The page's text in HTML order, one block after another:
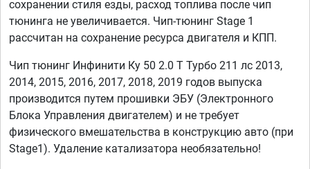
сохранении стиля езды, расход топлива после чип
тюнинга не увеличивается. Чип-тюнинг Stage 1
рассчитан на сохранение ресурса двигателя и КПП.
Чип тюнинг Инфинити Ку 50 2.0 T Турбо 211 лс 2013,
2014, 2015, 2016, 2017, 2018, 2019 годов выпуска
производится путем прошивки ЭБУ (Электронного
Блока Управления двигателем) и не требует
физического вмешательства в конструкцию авто (при
Stage1). Удаление катализатора необязательно!